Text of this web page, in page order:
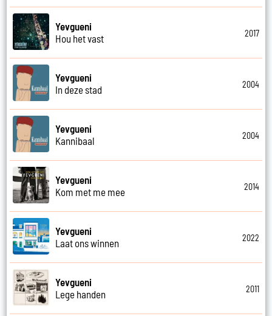
Yevgueni
Hou het vast
2017
Yevgueni
In deze stad
2004
Yevgueni
Kannibaal
2004
Yevgueni
Kom met me mee
2014
Yevgueni
Laat ons winnen
2022
Yevgueni
Lege handen
2011